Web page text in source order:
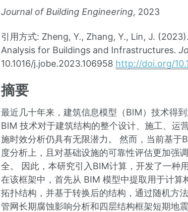
Journal of Building Engineering, 2023
引用方式: Zheng, Y., Zhang, Y., Lin, J.
Analysis for Buildings and Infrastructures.
10.1016/j.jobe.2023.106958 http://doi.org/
摘要
最近几十年来，建筑信息模型（BIM）技术得
BIM 技术对于建筑结构的整个设计、施工、运
施时效分析仍具有无限潜力。 然而，当前基
度分析上，且对基础设施的可靠性评估更加强
全。 因此，本研究引入BIM计算，开发了一种
在该框架中，首先从 BIM 模型中提取用于计
拓扑结构，并基于转换后的结构，通过随机方
管网长期腐蚀影响分析和四层结构框架短期地